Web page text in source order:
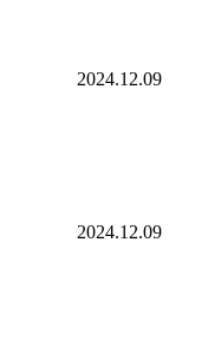
2024.12.09
2024.12.09